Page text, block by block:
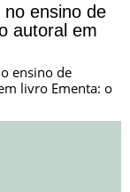
ensino de
autoral em
ensino de
livro Ementa: o